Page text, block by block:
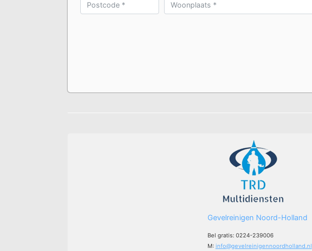
Gevelreinigen Noord-Holland
Bel gratis: 0224-239006
M: info@gevelreinigennoordholland.nl